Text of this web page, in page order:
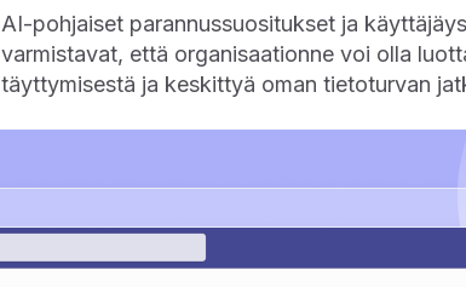
AI-pohjaiset parannussuositukset ja
varmistavat, että organisaationne voi olla
täyttymisestä ja keskittyä oman tietoturvan